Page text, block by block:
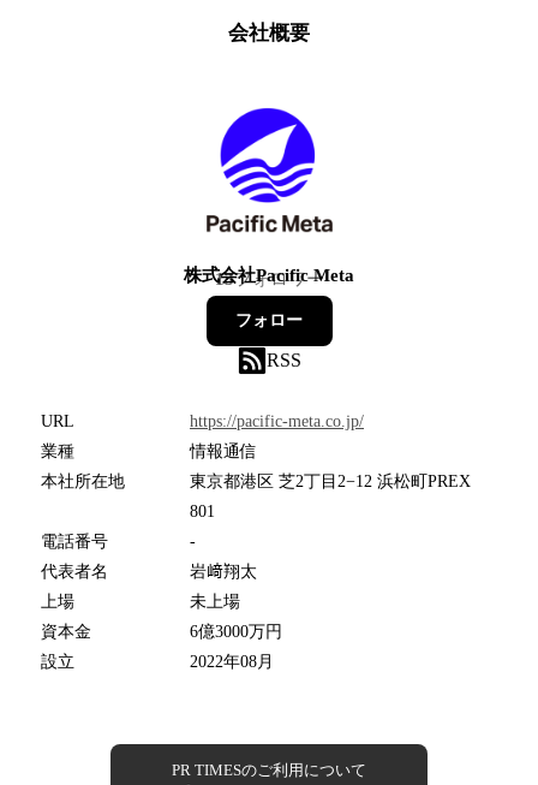
会社概要
株式会社Pacific Meta
13フォロワー
フォロー
RSS
URL
https://pacific-meta.co.jp/
業種
情報通信
本社所在地
東京都港区 芝2丁目2−12 浜松町PREX
801
電話番号
-
代表者名
岩﨑翔太
上場
未上場
資本金
6億3000万円
設立
2022年08月
PR TIMESのご利用について